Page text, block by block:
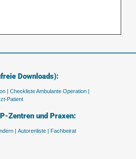
Downloads):
|
Checkliste Ambulante Operation |
Patient
Zentren und Praxen:
| Autorenliste | Fachbeirat